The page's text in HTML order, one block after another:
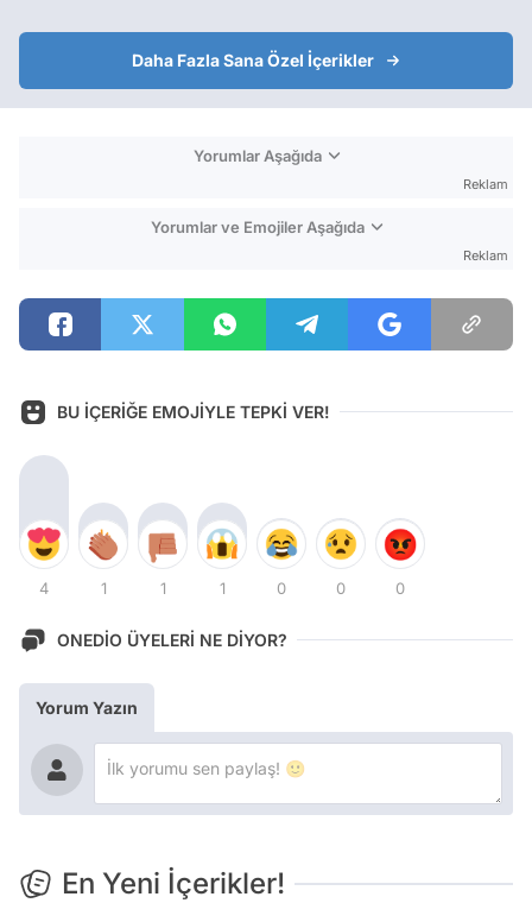
Daha Fazla Sana Özel İçerikler
Yorumlar Aşağıda
Reklam
Yorumlar ve Emojiler Aşağıda
Reklam
BU İÇERİĞE EMOJİYLE TEPKİ VER!
4 1 1 1 0 0 0
ONEDİO ÜYELERİ NE DİYOR?
Yorum Yazın
En Yeni İçerikler!